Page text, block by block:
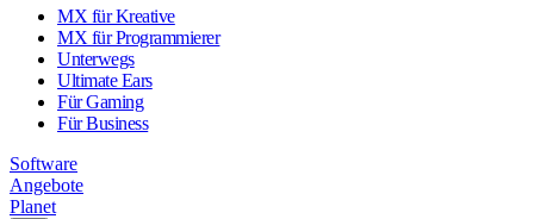
MX für Kreative
MX für Programmierer
Unterwegs
Ultimate Ears
Für Gaming
Für Business
Software
Angebote
Planet